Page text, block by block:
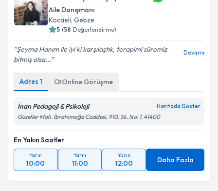
E-posta Adresiniz
Kişisel verilerimin işlenmesine ilişkin
kapsamda işlenmesini kabul ediyorum.
Takvim Talebini Gönder
Aile Danışmanı
Kocaeli, Gebze
5 (58 Değerlendirme)
Şeyma Hanım ile iyi ki karşılaştık, terapimi süremiz
bitmiş olsa...
Devamı
Adres 1 Online Görüşme
İnan Pedagoji & Psikoloji Haritada Göster
Güzeller Mah. İbrahimağa Caddesi, 910. Sk. No: 1, 41400
En Yakın Saatler
Yarın
10:00
Yarın
11:00
Yarın
12:00 Daha Fazla